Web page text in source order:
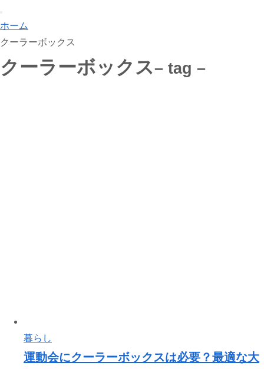
ホーム
クーラーボックス
クーラーボックス– tag –
暮らし
運動会にクーラーボックスは必要？最適な大